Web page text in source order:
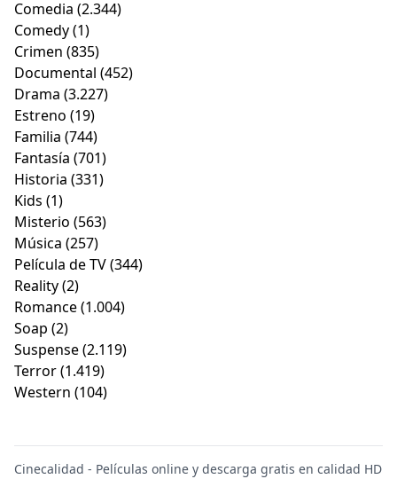
Comedia (2.344)
Comedy(1)
Crimen (835)
Documental (452)
Drama (3.227)
Estreno (19)
Familia (744)
Fantasía (701)
Historia (331)
Kids (1)
Misterio (563)
Música (257)
Película de TV(344)
Reality(2)
Romance(1.004)
Soap (2)
Suspense(2.119)
Terror(1.419)
Western (104)
Cinecalidad - Películas online y descarga gratis en calidad HD